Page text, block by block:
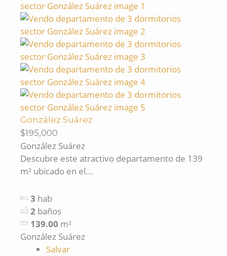
González Suárez
$195,000
González Suárez
Descubre este atractivo departamento de 139
m² ubicado en el...
3 hab
2 baños
139.00 m²
González Suárez
Salvar